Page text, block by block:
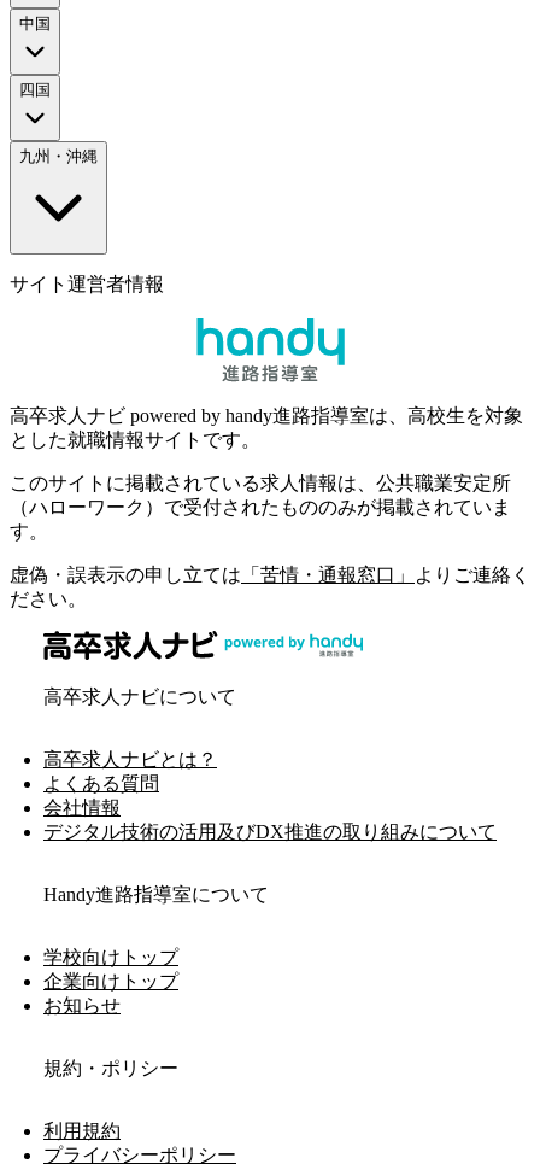
中国
四国
九州・沖縄
サイト運営者情報
高卒求人ナビ powered by handy進路指導室は、高校生を対象
とした就職情報サイトです。
このサイトに掲載されている求人情報は、公共職業安定所
（ハローワーク）で受付されたもののみが掲載されていま
す。
虚偽・誤表示の申し立ては 「苦情・通報窓口」
よりご連絡く
ださい。
高卒求人ナビについて
高卒求人ナビとは？
よくある質問
会社情報
デジタル技術の活用及びDX推進の取り組みについて
Handy進路指導室について
学校向けトップ
企業向けトップ
お知らせ
規約・ポリシー
利用規約
プライバシーポリシー